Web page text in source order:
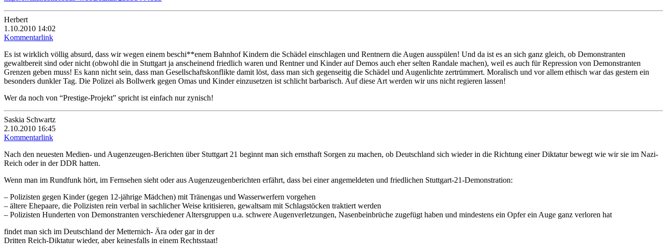
Herbert
1.10.2010 14:02
Kommentarlink
Es ist wirklich völlig absurd, dass wir wegen einem beschi**enem Bahnhof Kindern die Schädel einschlagen und Rentnern die Augen ausspülen! Und da ist es an sich ganz gleich, ob Demonstranten
gewaltbereit sind oder nicht (obwohl die in Stuttgart ja anscheinend friedlich waren und Rentner und Kinder auf Demos auch eher selten Randale machen), weil es auch für Repression von Demonstranten
Grenzen geben muss! Es kann nicht sein, dass man Gesellschaftskonflikte damit löst, dass man sich gegenseitig die Schädel und Augenlichte zertrümmert. Moralisch und vor allem ethisch war das gestern ein
besonders dunkler Tag. Die Polizei als Bollwerk gegen Omas und Kinder einzusetzen ist schlicht barbarisch. Auf diese Art werden wir uns nicht regieren lassen!
Wer da noch von “Prestige-Projekt” spricht ist einfach nur zynisch!
Saskia Schwartz
2.10.2010 16:45
Kommentarlink
Nach den neuesten Medien- und Augenzeugen-Berichten über Stuttgart 21 beginnt man sich ernsthaft Sorgen zu machen, ob Deutschland sich wieder in die Richtung einer Diktatur bewegt wie wir sie im Nazi-
Reich oder in der DDR hatten.
Wenn man im Rundfunk hört, im Fernsehen sieht oder aus Augenzeugenberichten erfährt, dass bei einer angemeldeten und friedlichen Stuttgart-21-Demonstration:
– Polizisten gegen Kinder (gegen 12-jährige Mädchen) mit Tränengas und Wasserwerfern vorgehen
– ältere Ehepaare, die Polizisten rein verbal in sachlicher Weise kritisieren, gewaltsam mit Schlagstöcken traktiert werden
– Polizisten Hunderten von Demonstranten verschiedener Altersgruppen u.a. schwere Augenverletzungen, Nasenbeinbrüche zugefügt haben und mindestens ein Opfer ein Auge ganz verloren hat
findet man sich im Deutschland der Metternich- Ära oder gar in der
Dritten Reich-Diktatur wieder, aber keinesfalls in einem Rechtsstaat!